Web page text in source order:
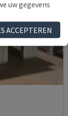
uw gegevens
ACCEPTEREN